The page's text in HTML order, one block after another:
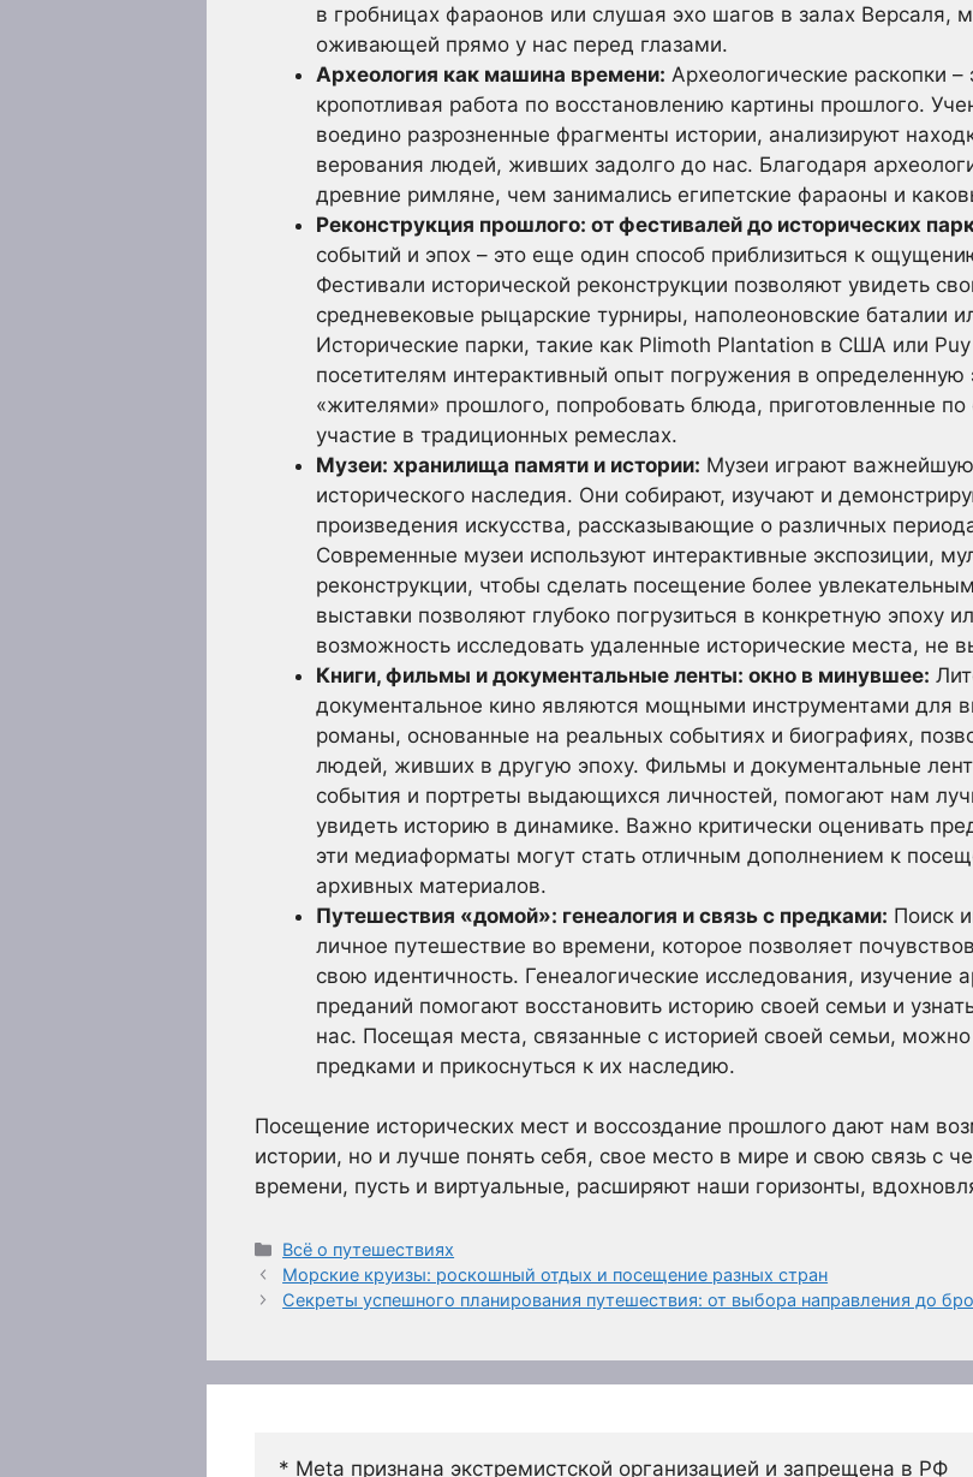
в гробницах фараонов или слушая эхо шагов в залах Версаля,
оживающей прямо у нас перед глазами.
Археология как машина времени: Археологические раскопки
кропотливая работа по восстановлению картины прошлого.
воедино разрозненные фрагменты истории, анализируют
верования людей, живших задолго до нас. Благодаря
древние римляне, чем занимались египетские фараоны и
Реконструкция прошлого: от фестивалей до исторических
событий и эпох – это еще один способ приблизиться к
Фестивали исторической реконструкции позволяют увидеть
средневековые рыцарские турниры, наполеоновские баталии
Исторические парки, такие как Plimoth Plantation в США или
посетителям интерактивный опыт погружения в
«жителями» прошлого, попробовать блюда, приготовленные
участие в традиционных ремеслах.
Музеи: хранилища памяти и истории: Музеи играют важнейшую
исторического наследия. Они собирают, изучают и
произведения искусства, рассказывающие о различных
Современные музеи используют интерактивные экспозиции,
реконструкции, чтобы сделать посещение более
выставки позволяют глубоко погрузиться в конкретную эпоху
возможность исследовать удаленные исторические места, не
Книги, фильмы и документальные ленты: окно в минувшее:
документальное кино являются мощными инструментами для
романы, основанные на реальных событиях и биографиях,
людей, живших в другую эпоху. Фильмы и документальные
события и портреты выдающихся личностей, помогают нам
увидеть историю в динамике. Важно критически оценивать
эти медиаформаты могут стать отличным дополнением к
архивных материалов.
Путешествия «домой»: генеалогия и связь с предками: Поиск
личное путешествие во времени, которое позволяет
свою идентичность. Генеалогические исследования, изучение
преданий помогают восстановить историю своей семьи и
нас. Посещая места, связанные с историей своей семьи,
предками и прикоснуться к их наследию.
Посещение исторических мест и воссоздание прошлого дают нам
истории, но и лучше понять себя, свое место в мире и свою связь с
времени, пусть и виртуальные, расширяют наши горизонты,
Рубрики
Всё о путешествиях
Морские круизы: роскошный отдых и посещение разных стран
Секреты успешного планирования путешествия: от выбора направления до
* Meta признана экстремистской организацией и запрещена в РФ